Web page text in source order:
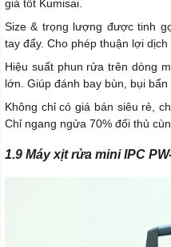
giá tốt Kumisai.
Size & trọng lượng được tinh
tay đẩy. Cho phép thuận lợi
Hiệu suất phun rửa trên dòng
lớn. Giúp đánh bay bùn, bụi bẩn
Không chỉ có giá bán siêu rẻ,
Chỉ ngang ngửa 70% đối thủ
1.9 Máy xịt rửa mini IPC